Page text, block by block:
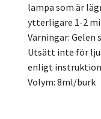
lampa som är
ytterligare 1-2
Varningar: Gelen
Utsätt inte för
enligt
Volym: 8ml/burk